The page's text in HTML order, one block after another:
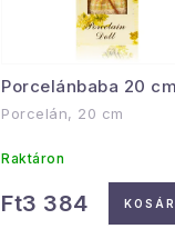
e
k
e
k
Porcelánbaba 20 cm
Porcelán, 20 cm
Raktáron
Ft3 384